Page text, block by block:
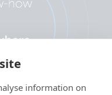
information on